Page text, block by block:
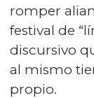
romper
festival de
discursivo
al mismo
propio.